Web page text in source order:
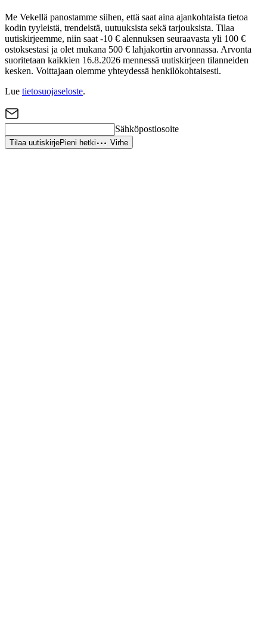
Me Vekellä panostamme siihen, että saat aina ajankohtaista tietoa
kodin tyyleistä, trendeistä, uutuuksista sekä tarjouksista. Tilaa
uutiskirjeemme, niin saat -10 € alennuksen seuraavasta yli 100 €
ostoksestasi ja olet mukana 500 € lahjakortin arvonnassa. Arvonta
suoritetaan kaikkien 16.8.2026 mennessä uutiskirjeen tilanneiden
kesken. Voittajaan olemme yhteydessä henkilökohtaisesti.
Lue tietosuojaseloste.
Sähköpostiosoite
Tilaa uutiskirjePieni hetki Virhe